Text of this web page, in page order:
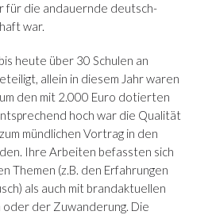
für die andauernde deutsch-
war.
heute über 30 Schulen an
allein in diesem Jahr waren
den mit 2.000 Euro dotierten
hoch war die Qualität
mündlichen Vortrag in den
Ihre Arbeiten befassten sich
Themen (z.B. den Erfahrungen
als auch mit brandaktuellen
der Zuwanderung. Die